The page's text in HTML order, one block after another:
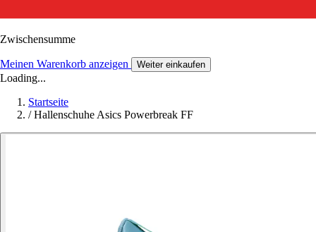
Zwischensumme
Meinen Warenkorb anzeigen Weiter einkaufen
Loading...
Startseite
/ Hallenschuhe Asics Powerbreak FF